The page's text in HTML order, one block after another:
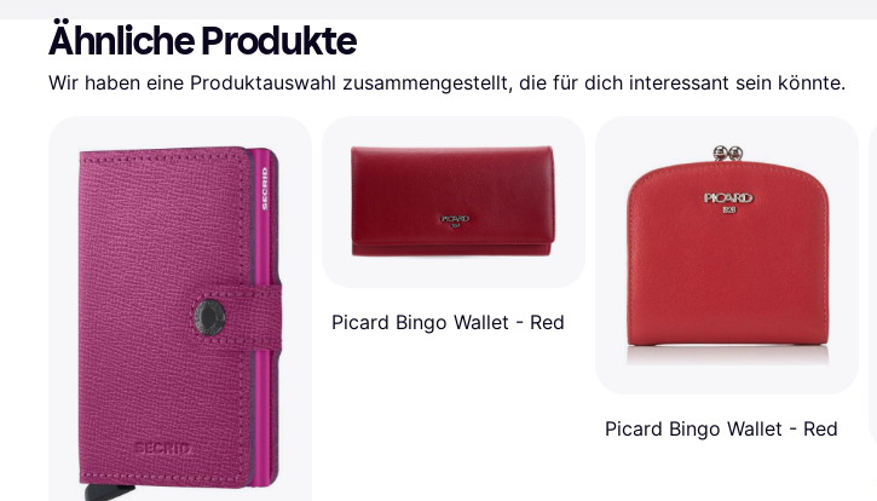
Ähnliche Produkte
Wir haben eine Produktauswahl zusammengestellt, die für dich interessant sein könnte.
Picard Bingo Wallet - Red
Picard Bingo Wallet - Red